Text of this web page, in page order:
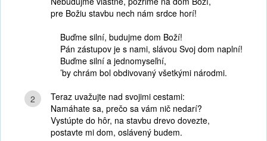
pre Božiu stavbu nech nám srdce horí!
Buďme silní, budujme dom Boží!
Pán zástupov je s nami, slávou Svoj dom naplní!
Buďme silní a jednomyseľní,
’by chrám bol obdivovaný všetkými národmi.
2
Teraz uvažujte nad svojimi cestami:
Namáhate sa, prečo sa vám nič nedarí?
Vystúpte do hôr, na stavbu drevo dovezte,
postavte mi dom, oslávený budem.